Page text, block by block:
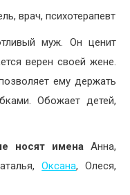
врач, психотерапевт
муж. Он ценит
верен своей жене.
ему держать
Обожает детей,
носят именаАнна,
Оксана, Олеся,